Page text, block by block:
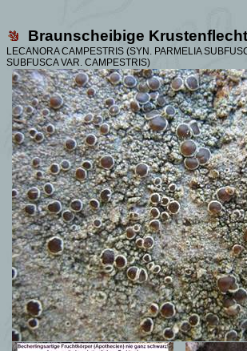
Braunscheibige
LECANORA CAMPESTRIS (SYN. PARMELIA
SUBFUSCA VAR. CAMPESTRIS)